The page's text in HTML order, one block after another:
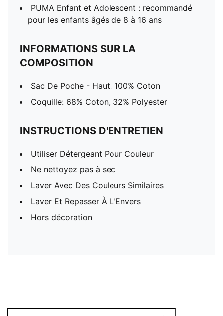
PUMA Enfant et Adolescent : recommandé
pour les enfants âgés de 8 à 16 ans
INFORMATIONS SUR LA
COMPOSITION
Sac De Poche - Haut: 100% Coton
Coquille: 68% Coton, 32% Polyester
INSTRUCTIONS D'ENTRETIEN
Utiliser Détergeant Pour Couleur
Ne nettoyez pas à sec
Laver Avec Des Couleurs Similaires
Laver Et Repasser À L'Envers
Hors décoration